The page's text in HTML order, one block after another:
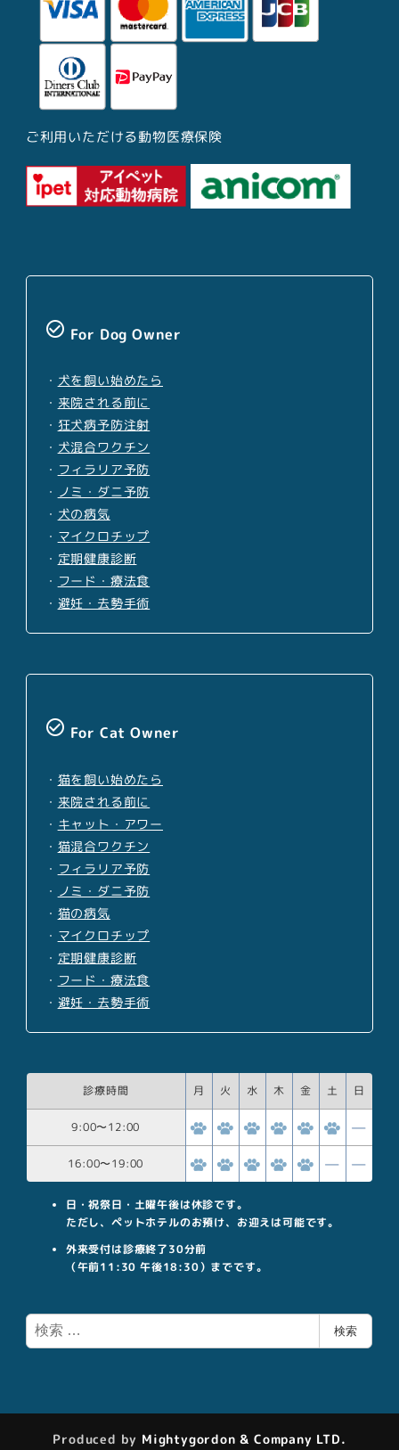
ご利用いただける動物医療保険
check_circle_outline For Dog Owner
・ 犬を飼い始めたら
・ 来院される前に
・ 狂犬病予防注射
・ 犬混合ワクチン
・ フィラリア予防
・ ノミ・ダニ予防
・ 犬の病気
・ マイクロチップ
・ 定期健康診断
・ フード・療法食
・ 避妊・去勢手術
check_circle_outline For Cat Owner
・ 猫を飼い始めたら
・ 来院される前に
・ キャット・アワー
・ 猫混合ワクチン
・ フィラリア予防
・ ノミ・ダニ予防
・ 猫の病気
・ マイクロチップ
・ 定期健康診断
・ フード・療法食
・ 避妊・去勢手術
診療時間 月 火 水 木 金 土 日
9:00〜12:00
16:00〜19:00
日・祝祭日・土曜午後は休診です。
ただし、ペットホテルのお預け、お迎えは可能です。
外来受付は診療終了30分前
（午前11:30 午後18:30）までです。
検
索
検索
Produced by Mightygordon & Company LTD.